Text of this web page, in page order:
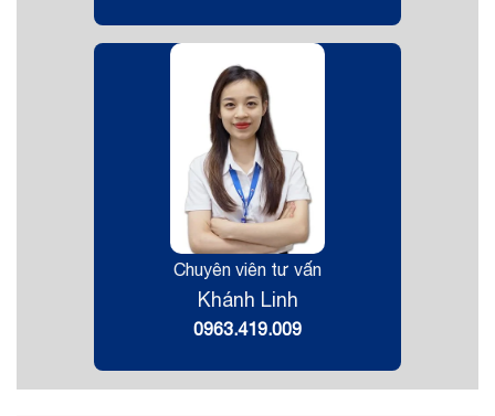
Chuyên viên tư vấn
Khánh Linh
0963.419.009